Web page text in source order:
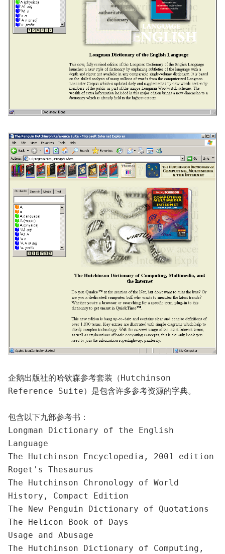
企鹅出版社的哈钦森参考套装（Hutchinson
Reference Suite）是包含许多参考资源的字典。
包含以下九部参考书：
Longman Dictionary of the English
Language
The Hutchinson Encyclopedia, 2001 edition
Roget's Thesaurus
The Hutchinson Chronology of World
History, Compact Edition
The New Penguin Dictionary of Quotations
The Helicon Book of Days
Usage and Abusage
The Hutchinson Dictionary of Computing,